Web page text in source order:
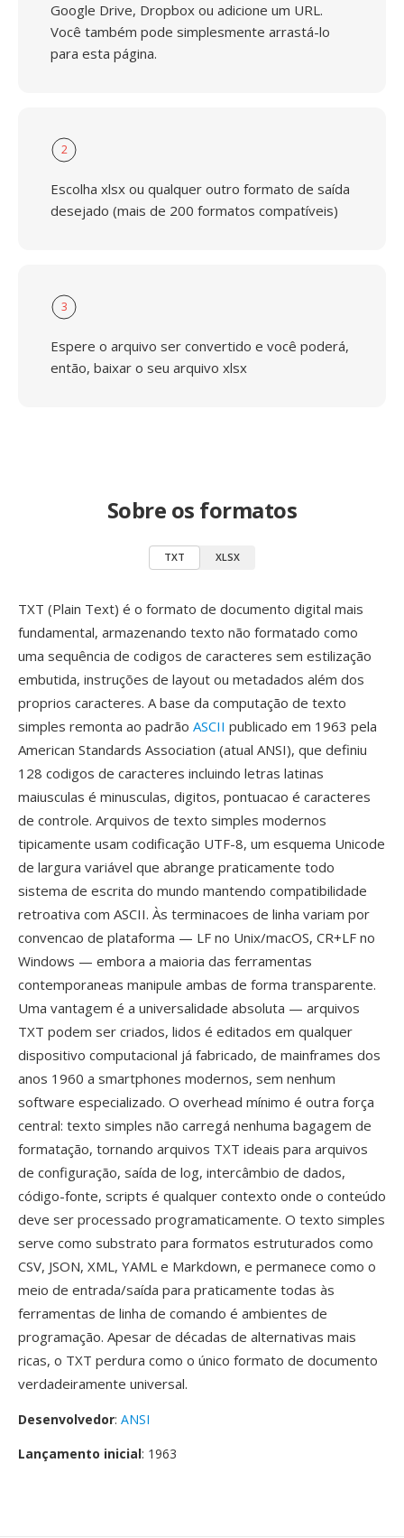
Google Drive, Dropbox ou adicione um URL.
Você também pode simplesmente arrastá-lo
para esta página.
2
Escolha xlsx ou qualquer outro formato de saída
desejado (mais de 200 formatos compatíveis)
3
Espere o arquivo ser convertido e você poderá,
então, baixar o seu arquivo xlsx
Sobre os formatos
TXT XLSX
TXT (Plain Text) é o formato de documento digital mais
fundamental, armazenando texto não formatado como
uma sequência de codigos de caracteres sem estilização
embutida, instruções de layout ou metadados além dos
proprios caracteres. A base da computação de texto
simples remonta ao padrão ASCII publicado em 1963 pela
American Standards Association (atual ANSI), que definiu
128 codigos de caracteres incluindo letras latinas
maiusculas é minusculas, digitos, pontuacao é caracteres
de controle. Arquivos de texto simples modernos
tipicamente usam codificação UTF-8, um esquema Unicode
de largura variável que abrange praticamente todo
sistema de escrita do mundo mantendo compatibilidade
retroativa com ASCII. Às terminacoes de linha variam por
convencao de plataforma — LF no Unix/macOS, CR+LF no
Windows — embora a maioria das ferramentas
contemporaneas manipule ambas de forma transparente.
Uma vantagem é a universalidade absoluta — arquivos
TXT podem ser criados, lidos é editados em qualquer
dispositivo computacional já fabricado, de mainframes dos
anos 1960 a smartphones modernos, sem nenhum
software especializado. O overhead mínimo é outra força
central: texto simples não carregá nenhuma bagagem de
formatação, tornando arquivos TXT ideais para arquivos
de configuração, saída de log, intercâmbio de dados,
código-fonte, scripts é qualquer contexto onde o conteúdo
deve ser processado programaticamente. O texto simples
serve como substrato para formatos estruturados como
CSV, JSON, XML, YAML e Markdown, e permanece como o
meio de entrada/saída para praticamente todas às
ferramentas de linha de comando é ambientes de
programação. Apesar de décadas de alternativas mais
ricas, o TXT perdura como o único formato de documento
verdadeiramente universal.
Desenvolvedor: ANSI
Lançamento inicial: 1963